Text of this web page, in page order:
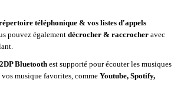
téléphonique & vos listes d'appels
pouvez également décrocher & raccrocher avec
Bluetooth est supporté pour écouter les musiques
musique favorites, comme Youtube, Spotify,